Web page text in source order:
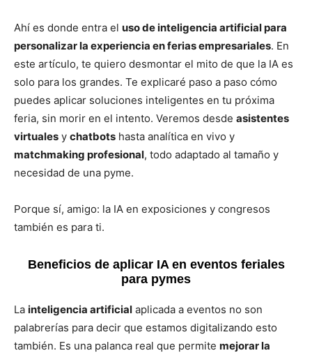
Ahí es donde entra el uso de inteligencia artificial para
personalizar la experiencia en ferias empresariales. En
este artículo, te quiero desmontar el mito de que la IA es
solo para los grandes. Te explicaré paso a paso cómo
puedes aplicar soluciones inteligentes en tu próxima
feria, sin morir en el intento. Veremos desde asistentes
virtuales y chatbots hasta analítica en vivo y
matchmaking profesional, todo adaptado al tamaño y
necesidad de una pyme.
Porque sí, amigo: la IA en exposiciones y congresos
también es para ti.
Beneficios de aplicar IA en eventos feriales
para pymes
La inteligencia artificial aplicada a eventos no son
palabrerías para decir que estamos digitalizando esto
también. Es una palanca real que permite mejorar la